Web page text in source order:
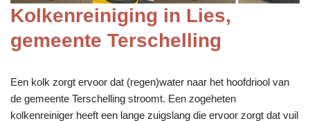
Kolkenreiniging in Lies,
gemeente Terschelling
Een kolk zorgt ervoor dat (regen)water naar het hoofdriool van
de gemeente Terschelling stroomt. Een zogeheten
kolkenreiniger heeft een lange zuigslang die ervoor zorgt dat vuil